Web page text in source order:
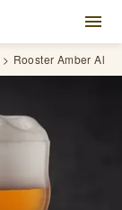
Rooster Amber Ale